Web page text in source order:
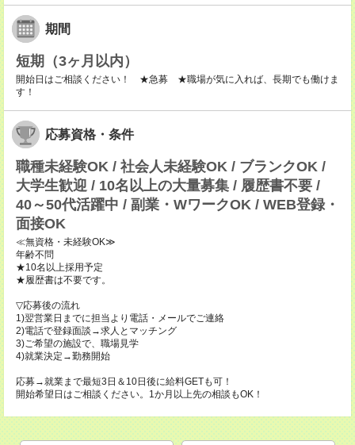
期間
短期（3ヶ月以内）
開始日はご相談ください！ ★急募 ★職場が気に入れば、長期でも働けま
す！
応募資格・条件
職種未経験OK / 社会人未経験OK / ブランクOK /
大学生歓迎 / 10名以上の大量募集 / 履歴書不要 /
40～50代活躍中 / 副業・WワークOK / WEB登録・
面接OK
≪無資格・未経験OK≫
年齢不問
★10名以上採用予定
★履歴書は不要です。
▽応募後の流れ
1)翌営業日までに担当より電話・メールでご連絡
2)電話で登録面談→求人とマッチング
3)ご希望の施設で、職場見学
4)就業決定→勤務開始
応募→就業まで最短3日＆10日後に給料GETも可！
開始希望日はご相談ください。1か月以上先の相談もOK！